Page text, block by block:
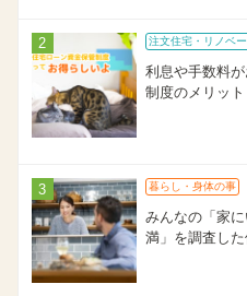
注文住宅・リノベ
利息や手数料
制度のメリッ
暮らし・身体の事
みんなの「家
満」を調査し